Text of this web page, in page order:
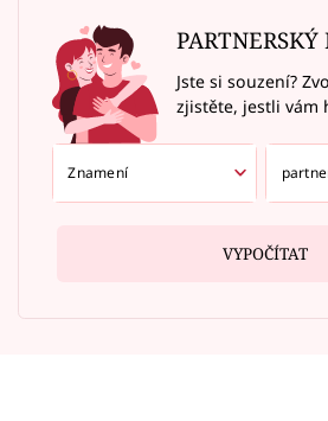
PARTNERSKÝ
Jste si souzení?
zjistěte, jestli vám
VYPOČÍTAT